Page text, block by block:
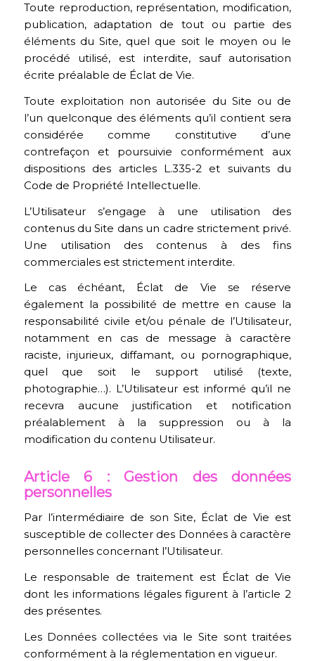
Toute reproduction, représentation, modification,
publication, adaptation de tout ou partie des
éléments du Site, quel que soit le moyen ou le
procédé utilisé, est interdite, sauf autorisation
écrite préalable de Éclat de Vie.
Toute exploitation non autorisée du Site ou de
l’un quelconque des éléments qu’il contient sera
considérée comme constitutive d’une
contrefaçon et poursuivie conformément aux
dispositions des articles L.335-2 et suivants du
Code de Propriété Intellectuelle.
L’Utilisateur s’engage à une utilisation des
contenus du Site dans un cadre strictement privé.
Une utilisation des contenus à des fins
commerciales est strictement interdite.
Le cas échéant, Éclat de Vie se réserve
également la possibilité de mettre en cause la
responsabilité civile et/ou pénale de l’Utilisateur,
notamment en cas de message à caractère
raciste, injurieux, diffamant, ou pornographique,
quel que soit le support utilisé (texte,
photographie…). L’Utilisateur est informé qu’il ne
recevra aucune justification et notification
préalablement à la suppression ou à la
modification du contenu Utilisateur.
Article 6 : Gestion des données
personnelles
Par l’intermédiaire de son Site, Éclat de Vie est
susceptible de collecter des Données à caractère
personnelles concernant l’Utilisateur.
Le responsable de traitement est Éclat de Vie
dont les informations légales figurent à l’article 2
des présentes.
Les Données collectées via le Site sont traitées
conformément à la réglementation en vigueur.